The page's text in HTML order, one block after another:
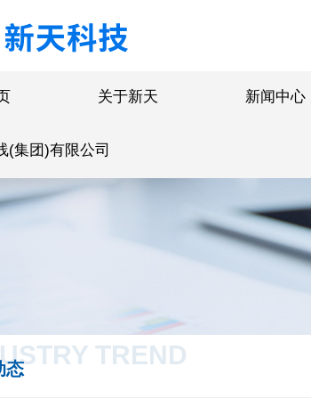
关于新天 新闻中心
(集团)有限公司
TREND
态